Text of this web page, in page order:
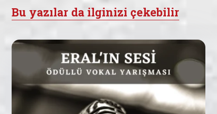
Bu yazılar da ilginizi çekebilir